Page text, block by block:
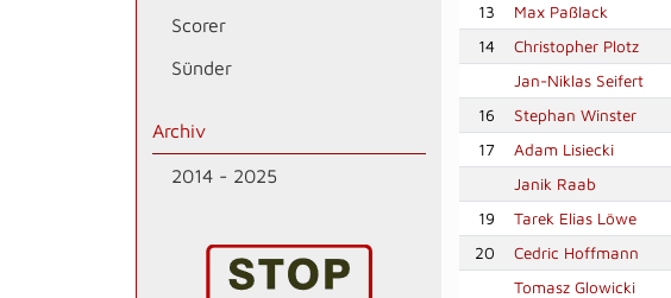
Scorer
Sünder
Archiv
2014 - 2025
13
Max Paßlack
14
Christopher Plotz
Jan-Niklas Seifert
16
Stephan Winster
17
Adam Lisiecki
Janik Raab
19
Tarek Elias Löwe
20
Cedric Hoffmann
Tomasz Glowicki